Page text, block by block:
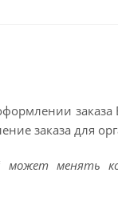
заказа для
может менять